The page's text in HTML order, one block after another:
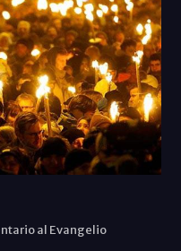
al Evangelio